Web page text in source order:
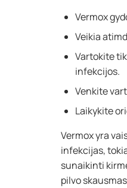
Vermox
Veikia
Vartokite
infekcijos.
Venkite
Laikykite
Vermox yra
infekcijas,
sunaikinti
pilvo